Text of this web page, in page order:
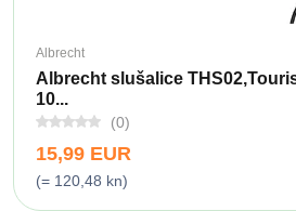
Albrecht
Albrecht slušalice
10...
(0)
15,99 EUR
(= 120,48 kn)